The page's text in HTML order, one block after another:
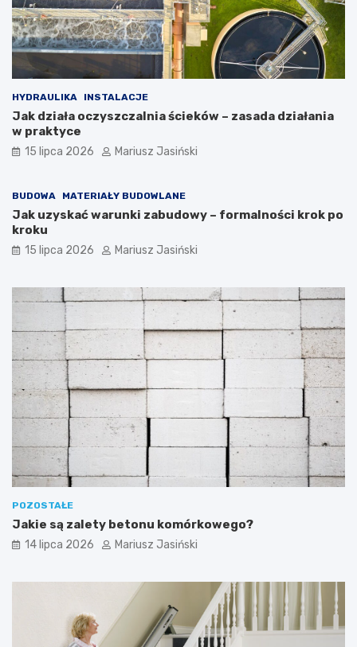
HYDRAULIKA INSTALACJE
Jak działa oczyszczalnia ścieków – zasada działania
w praktyce
15 lipca 2026 Mariusz Jasiński
BUDOWA MATERIAŁY BUDOWLANE
Jak uzyskać warunki zabudowy – formalności krok po
kroku
15 lipca 2026 Mariusz Jasiński
POZOSTAŁE
Jakie są zalety betonu komórkowego?
14 lipca 2026 Mariusz Jasiński